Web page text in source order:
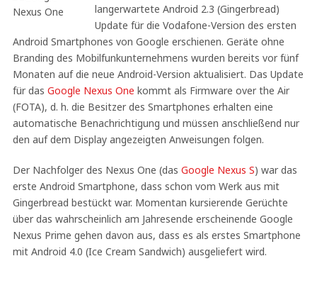
langerwartete Android 2.3 (Gingerbread)
Update für die Vodafone-Version des ersten
Android Smartphones von Google erschienen. Geräte ohne
Branding des Mobilfunkunternehmens wurden bereits vor fünf
Monaten auf die neue Android-Version aktualisiert. Das Update
für das Google Nexus One kommt als Firmware over the Air
(FOTA), d. h. die Besitzer des Smartphones erhalten eine
automatische Benachrichtigung und müssen anschließend nur
den auf dem Display angezeigten Anweisungen folgen.
Der Nachfolger des Nexus One (das Google Nexus S) war das
erste Android Smartphone, dass schon vom Werk aus mit
Gingerbread bestückt war. Momentan kursierende Gerüchte
über das wahrscheinlich am Jahresende erscheinende Google
Nexus Prime gehen davon aus, dass es als erstes Smartphone
mit Android 4.0 (Ice Cream Sandwich) ausgeliefert wird.